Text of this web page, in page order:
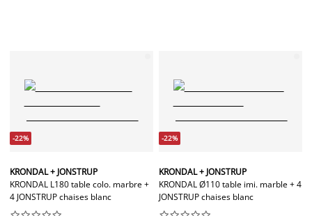
-22%
KRONDAL + JONSTRUP
KRONDAL L180 table colo. marbre +
4 JONSTRUP chaises blanc
-22%
KRONDAL + JONSTRUP
KRONDAL Ø110 table imi. marble + 4
JONSTRUP chaises blanc